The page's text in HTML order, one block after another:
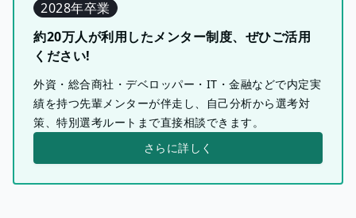
2028年卒業
約20万人が利用したメンター制度、ぜひご活用
ください!
外資・総合商社・デベロッパー・IT・金融などで内定実
績を持つ先輩メンターが伴走し、自己分析から選考対
策、特別選考ルートまで直接相談できます。
さらに詳しく